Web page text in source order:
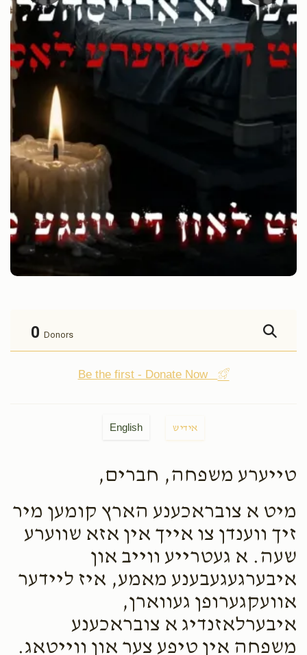
0 Donors
Be the first - Donate Now
English אידיש
טייערע משפחה, חברים,
מיט א צובראכענע הארץ קומען מיר
זיך ווענדן צו אייך אין אזא שווערע
שעה. א געטרייע ווייב און
איבערגעגעבענע מאמע, איז ליידער
אוועקגערופן געווארן,
איבערלאזנדיג א צובראכענע
משפחה אין טיפע צער און ווייטאג.